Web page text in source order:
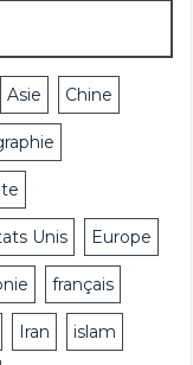
Asie Chine
Unis Europe
français
Iran islam